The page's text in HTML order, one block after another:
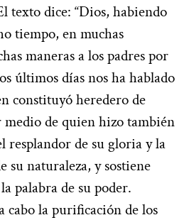
texto dice: “Dios, habiendo
tiempo, en muchas
maneras a los padres por
últimos días nos ha hablado
constituyó heredero de
medio de quien hizo también
resplandor de su gloria y la
su naturaleza, y sostiene
palabra de su poder.
cabo la purificación de los